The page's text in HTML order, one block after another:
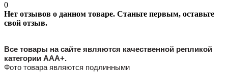
0
Нет отзывов о данном товаре. Станьте первым, оставьте
свой отзыв.
Все товары на сайте являются качественной репликой
категории ААА+.
Фото товара являются подлинными